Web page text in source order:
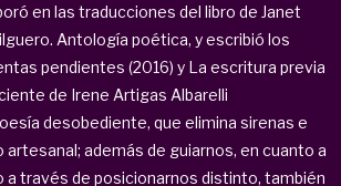
en las traducciones del libro de Janet
Antología poética, y escribió los
pendientes (2016) y La escritura previa
de Irene Artigas Albarelli
desobediente, que elimina sirenas e
además de guiarnos, en cuanto a
a través de posicionarnos distinto, también